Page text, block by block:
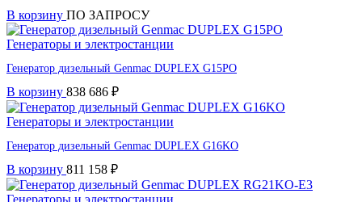
В корзину ПО ЗАПРОСУ
Генераторы и электростанции
Генератор дизельный Genmac DUPLEX G15PO
В корзину 838 686 ₽
Генераторы и электростанции
Генератор дизельный Genmac DUPLEX G16KO
В корзину 811 158 ₽
Генераторы и электростанции